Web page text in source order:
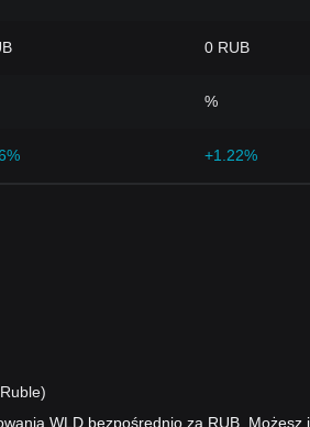
0 RUB
%
+1.22%
WLD bezpośrednio za RUB.